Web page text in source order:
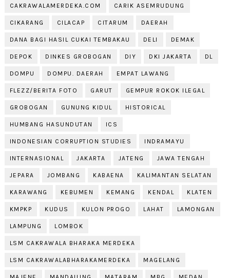
CAKRAWALAMERDEKA.COM CARIK ASEMRUDUNG
CIKARANG CILACAP CITARUM DAERAH
DANA BAGI HASIL CUKAI TEMBAKAU DELI DEMAK
DEPOK DINKES GROBOGAN DIY DKI JAKARTA DL
DOMPU DOMPU. DAERAH EMPAT LAWANG
FLEZZ/BERITA FOTO GARUT GEMPUR ROKOK ILEGAL
GROBOGAN GUNUNG KIDUL HISTORICAL
HUMBANG HASUNDUTAN ICS
INDONESIAN CORRUPTION STUDIES INDRAMAYU
INTERNASIONAL JAKARTA JATENG JAWA TENGAH
JEPARA JOMBANG KABAENA KALIMANTAN SELATAN
KARAWANG KEBUMEN KEMANG KENDAL KLATEN
KMPKP KUDUS KULON PROGO LAHAT LAMONGAN
LAMPUNG LOMBOK
LSM CAKRAWALA BHARAKA MERDEKA
LSM CAKRAWALABHARAKAMERDEKA MAGELANG